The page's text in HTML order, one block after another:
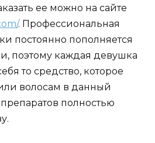
ее можно на сайте
. Профессиональная
постоянно пополняется
поэтому каждая девушка
то средство, которое
волосам в данный
полностью